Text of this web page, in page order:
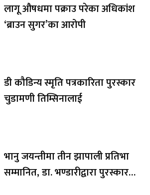
लागू औषधमा पक्राउ परेका अधिकांश
‘ब्राउन सुगर’का आरोपी
डी कौडिन्य स्मृति पत्रकारिता पुरस्कार
चुडामणी तिम्सिनालाई
भानु जयन्तीमा तीन झापाली प्रतिभा
सम्मानित, डा. भण्डारीद्वारा पुरस्कार